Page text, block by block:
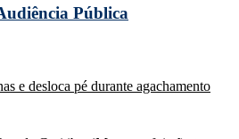
Pública